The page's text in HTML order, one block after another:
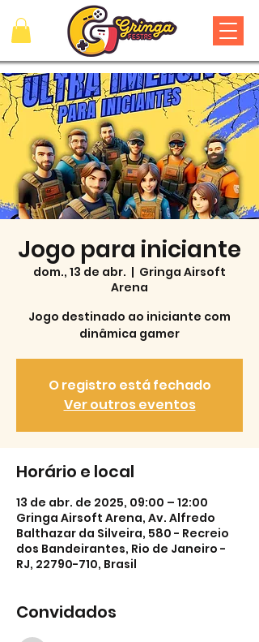
Jogo para iniciante
dom., 13 de abr.
  |
Gringa Airsoft
Arena
Jogo destinado ao iniciante com
dinâmica gamer
O registro está fechado
Ver outros eventos
Horário e local
13 de abr. de 2025, 09:00 – 12:00
Gringa Airsoft Arena, Av. Alfredo
Balthazar da Silveira, 580 - Recreio
dos Bandeirantes, Rio de Janeiro -
RJ, 22790-710, Brasil
Convidados